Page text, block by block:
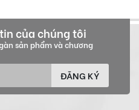
của chúng tôi
sản phẩm và chương
ĐĂNG KÝ